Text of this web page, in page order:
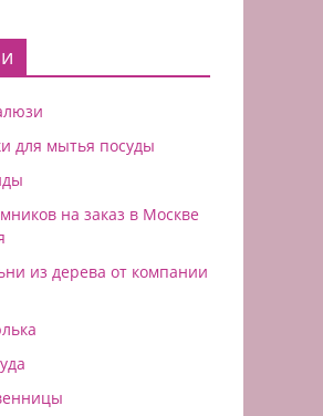
для мытья посуды
на заказ в Москве
из дерева от компании